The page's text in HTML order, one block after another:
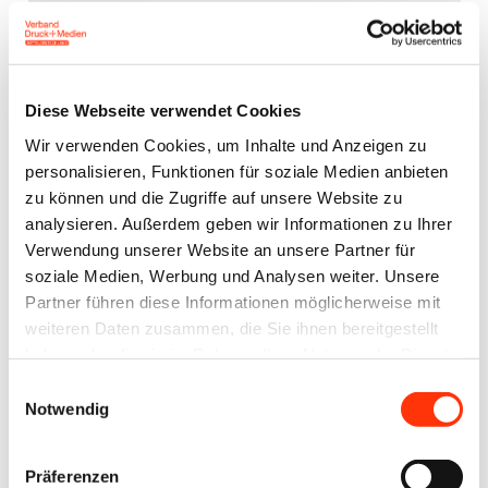
Diese Webseite verwendet Cookies
Wir verwenden Cookies, um Inhalte und Anzeigen zu
personalisieren, Funktionen für soziale Medien anbieten
zu können und die Zugriffe auf unsere Website zu
analysieren. Außerdem geben wir Informationen zu Ihrer
Verwendung unserer Website an unsere Partner für
soziale Medien, Werbung und Analysen weiter. Unsere
Partner führen diese Informationen möglicherweise mit
weiteren Daten zusammen, die Sie ihnen bereitgestellt
Notwendig
Präferenzen
Passwort: